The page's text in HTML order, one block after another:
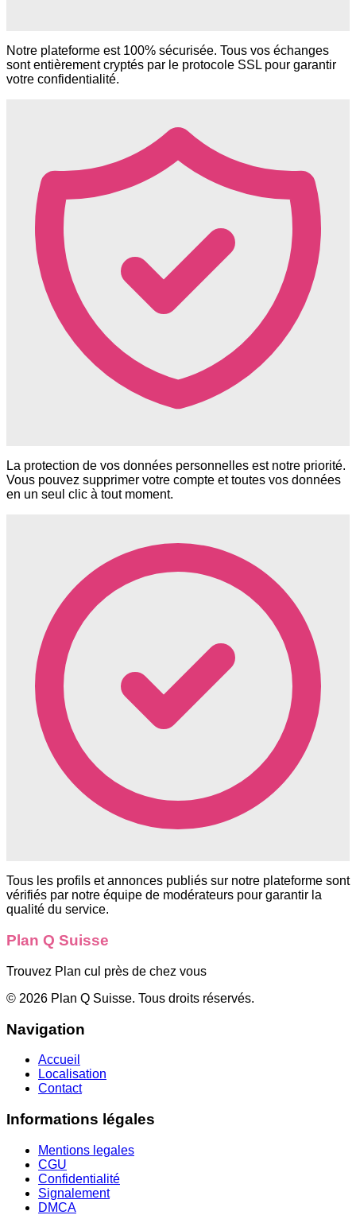
Notre plateforme est 100% sécurisée. Tous vos échanges
sont entièrement cryptés par le protocole SSL pour garantir
votre confidentialité.
La protection de vos données personnelles est notre priorité.
Vous pouvez supprimer votre compte et toutes vos données
en un seul clic à tout moment.
Tous les profils et annonces publiés sur notre plateforme sont
vérifiés par notre équipe de modérateurs pour garantir la
qualité du service.
Plan Q Suisse
Trouvez Plan cul près de chez vous
© 2026 Plan Q Suisse. Tous droits réservés.
Navigation
Accueil
Localisation
Contact
Informations légales
Mentions legales
CGU
Confidentialité
Signalement
DMCA